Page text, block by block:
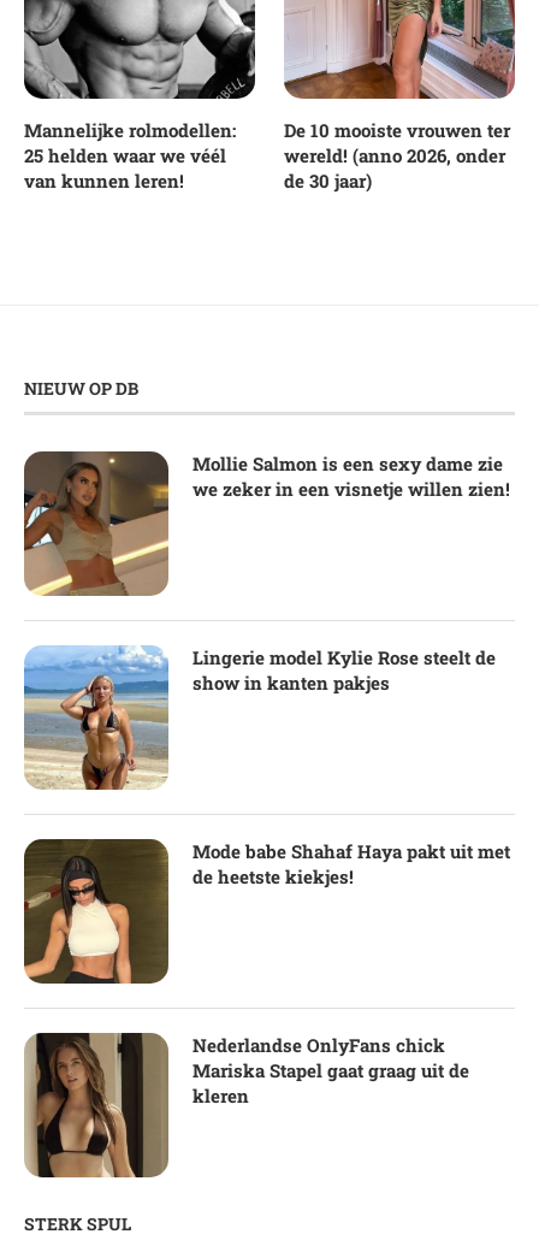
Mannelijke rolmodellen:
25 helden waar we véél
van kunnen leren!
De 10 mooiste vrouwen ter
wereld! (anno 2026, onder
de 30 jaar)
NIEUW OP DB
Mollie Salmon is een sexy dame zie
we zeker in een visnetje willen zien!
Lingerie model Kylie Rose steelt de
show in kanten pakjes
Mode babe Shahaf Haya pakt uit met
de heetste kiekjes!
Nederlandse OnlyFans chick
Mariska Stapel gaat graag uit de
kleren
STERK SPUL